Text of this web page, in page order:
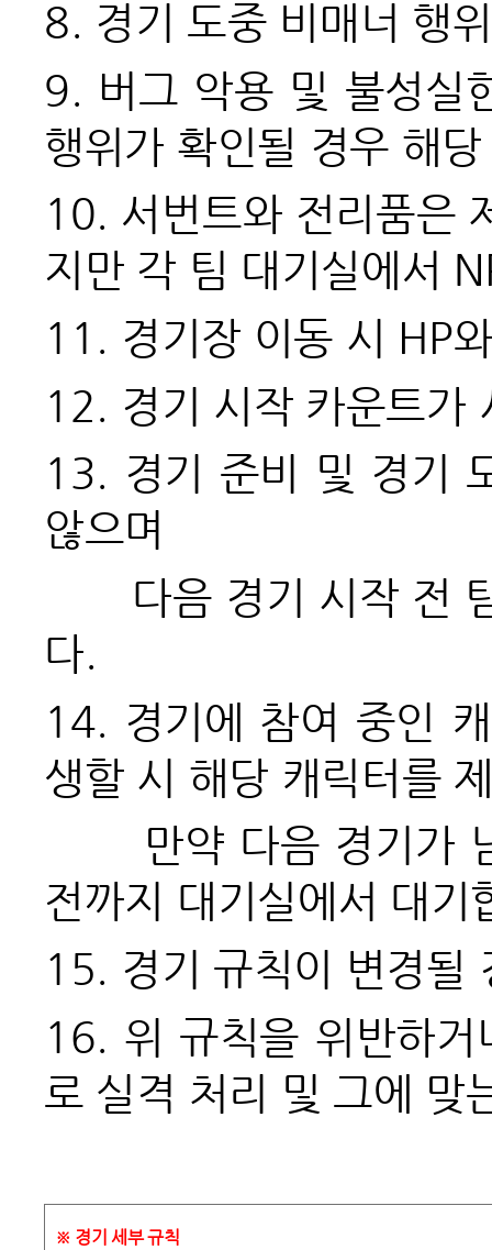
8. 경기 도중 비매너 행
9. 버그 악용 및 불성실
행위가 확인될 경우 해
10. 서번트와 전리품은
지만 각 팀 대기실에서
11. 경기장 이동 시 HP
12. 경기 시작 카운트가
13. 경기 준비 및 경기
않으며
다음 경기 시작 전 팀
다.
14. 경기에 참여 중인
생할 시 해당 캐릭터를
만약 다음 경기가
전까지 대기실에서 대기
15. 경기 규칙이 변경될
16. 위 규칙을 위반하
로 실격 처리 및 그에 맞
※ 경기 세부 규칙